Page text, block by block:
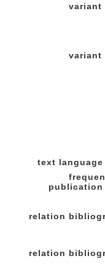
variant
variant
text language
publication
relation
relation